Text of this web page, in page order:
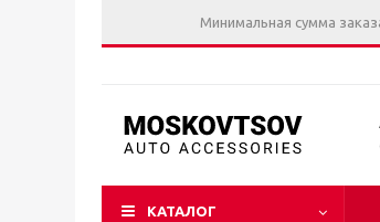
Минимальная сумма
КАТАЛОГ